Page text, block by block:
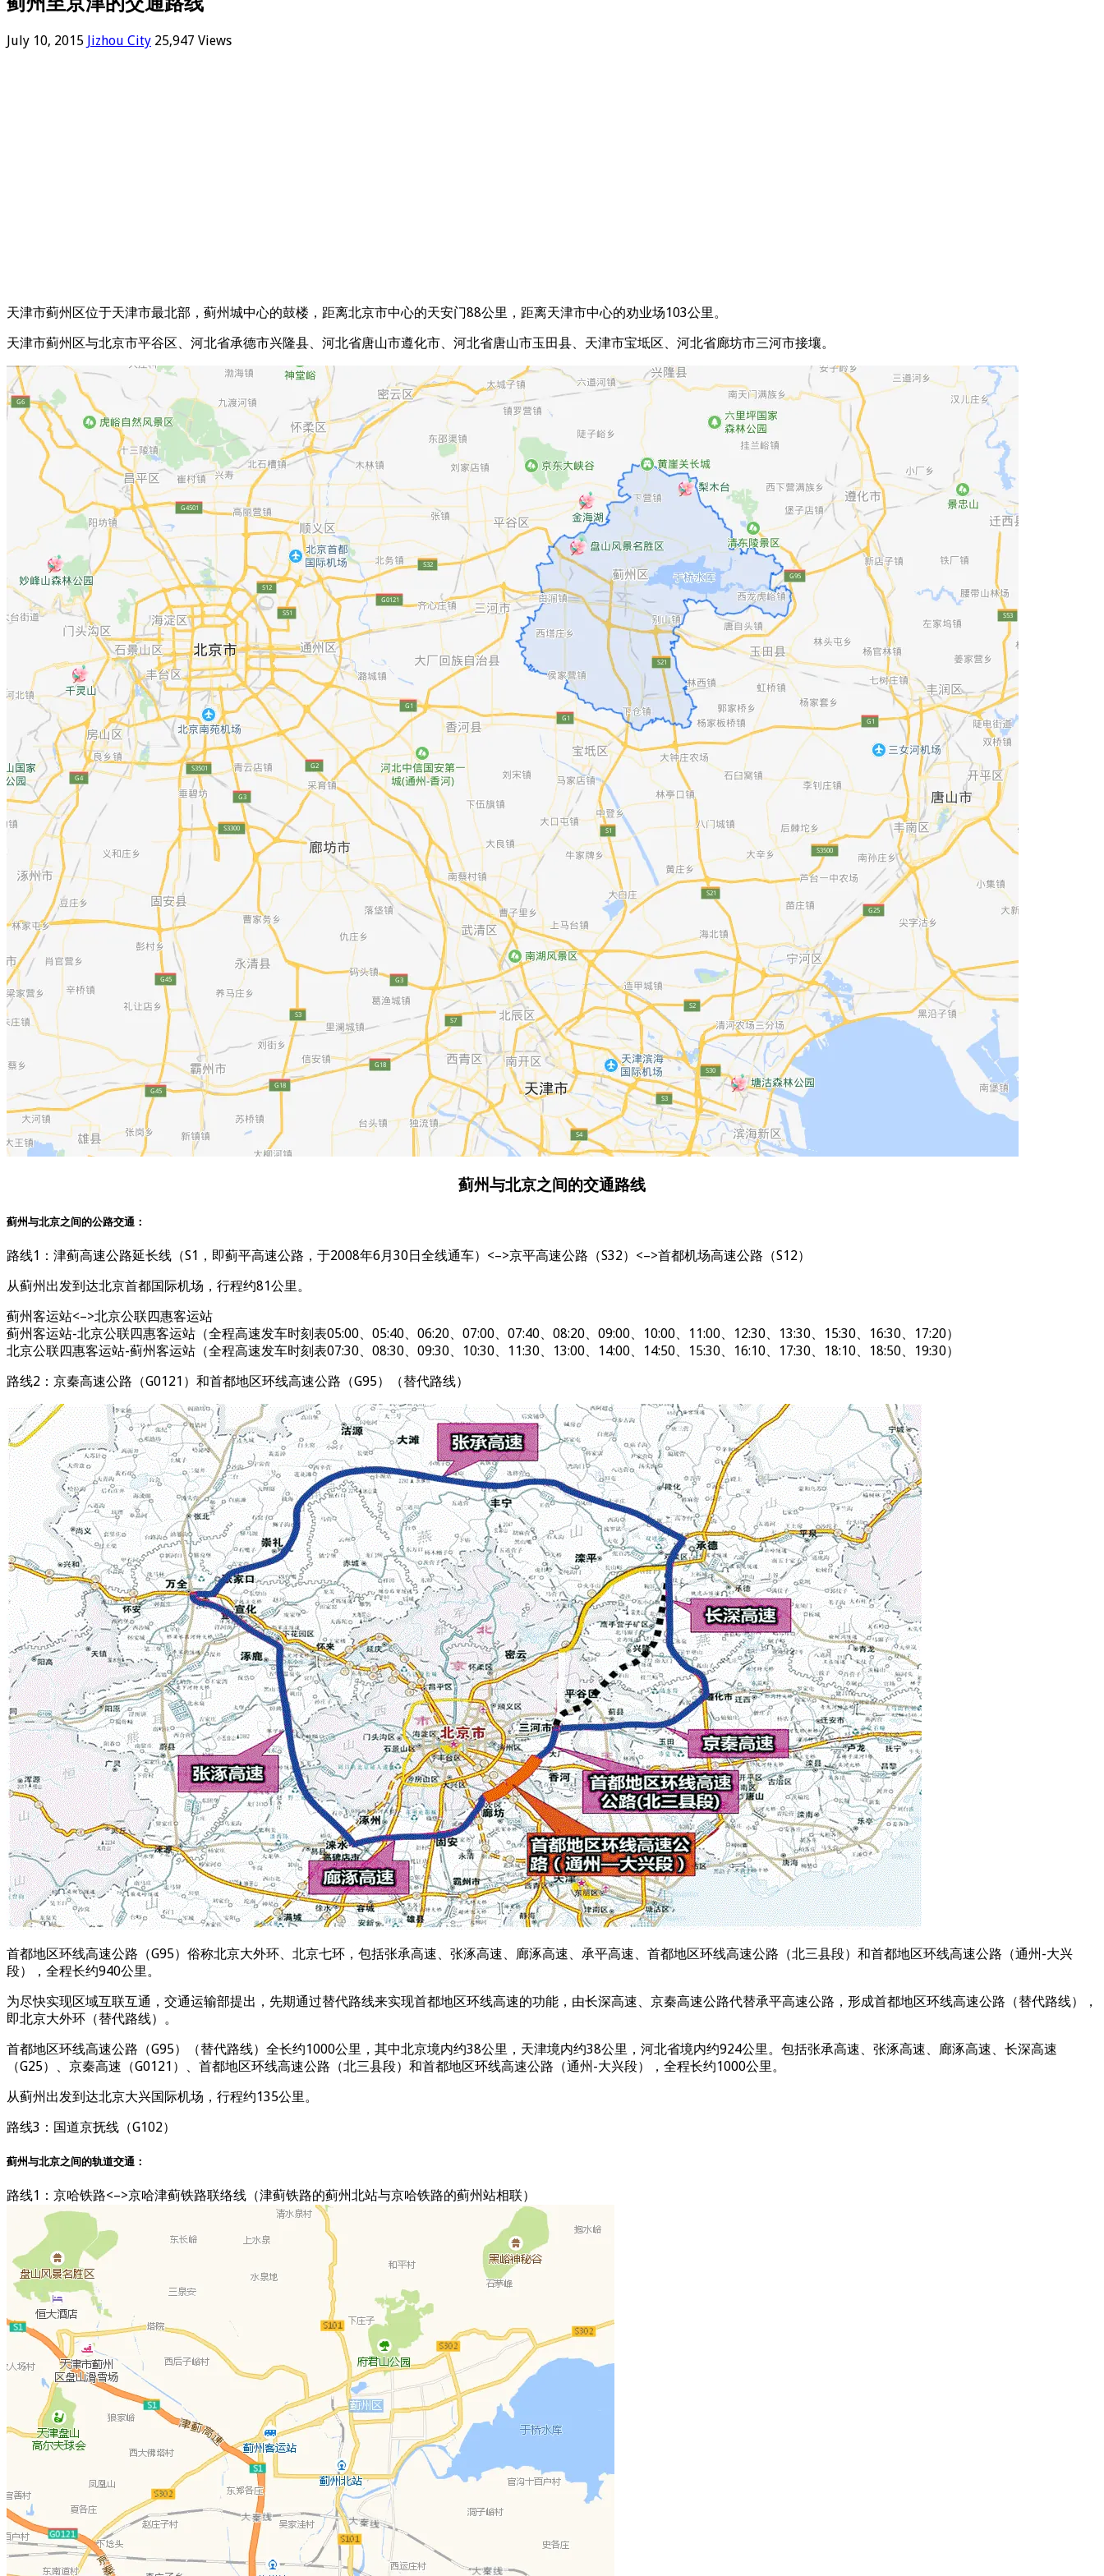
July 10, 2015 Jizhou City 25,947 Views
天津市蓟州区位于天津市最北部，蓟州城中心的鼓楼，距离北京市中心的天安门88公里，距离天津市中心的劝业场103公里。
天津市蓟州区与北京市平谷区、河北省承德市兴隆县、河北省唐山市遵化市、河北省唐山市玉田县、天津市宝坻区、河北省廊坊市三河市接壤。
蓟州与北京之间的交通路线
蓟州与北京之间的公路交通：
路线1：津蓟高速公路延长线（S1，即蓟平高速公路，于2008年6月30日全线通车）<–>京平高速公路（S32）<–>首都机场高速公路（S12）
从蓟州出发到达北京首都国际机场，行程约81公里。
蓟州客运站<–>北京公联四惠客运站
蓟州客运站-北京公联四惠客运站（全程高速发车时刻表05:00、05:40、06:20、07:00、07:40、08:20、09:00、10:00、11:00、12:30、13:30、15:30、16:30、17:20）
北京公联四惠客运站-蓟州客运站（全程高速发车时刻表07:30、08:30、09:30、10:30、11:30、13:00、14:00、14:50、15:30、16:10、17:30、18:10、18:50、19:30）
路线2：京秦高速公路（G0121）和首都地区环线高速公路（G95）（替代路线）
首都地区环线高速公路（G95）俗称北京大外环、北京七环，包括张承高速、张涿高速、廊涿高速、承平高速、首都地区环线高速公路（北三县段）和首都地区环线高速公路（通州-大兴
段），全程长约940公里。
为尽快实现区域互联互通，交通运输部提出，先期通过替代路线来实现首都地区环线高速的功能，由长深高速、京秦高速公路代替承平高速公路，形成首都地区环线高速公路（替代路线），
即北京大外环（替代路线）。
首都地区环线高速公路（G95）（替代路线）全长约1000公里，其中北京境内约38公里，天津境内约38公里，河北省境内约924公里。包括张承高速、张涿高速、廊涿高速、长深高速
（G25）、京秦高速（G0121）、首都地区环线高速公路（北三县段）和首都地区环线高速公路（通州-大兴段），全程长约1000公里。
从蓟州出发到达北京大兴国际机场，行程约135公里。
路线3：国道京抚线（G102）
蓟州与北京之间的轨道交通：
路线1：京哈铁路<–>京哈津蓟铁路联络线（津蓟铁路的蓟州北站与京哈铁路的蓟州站相联）